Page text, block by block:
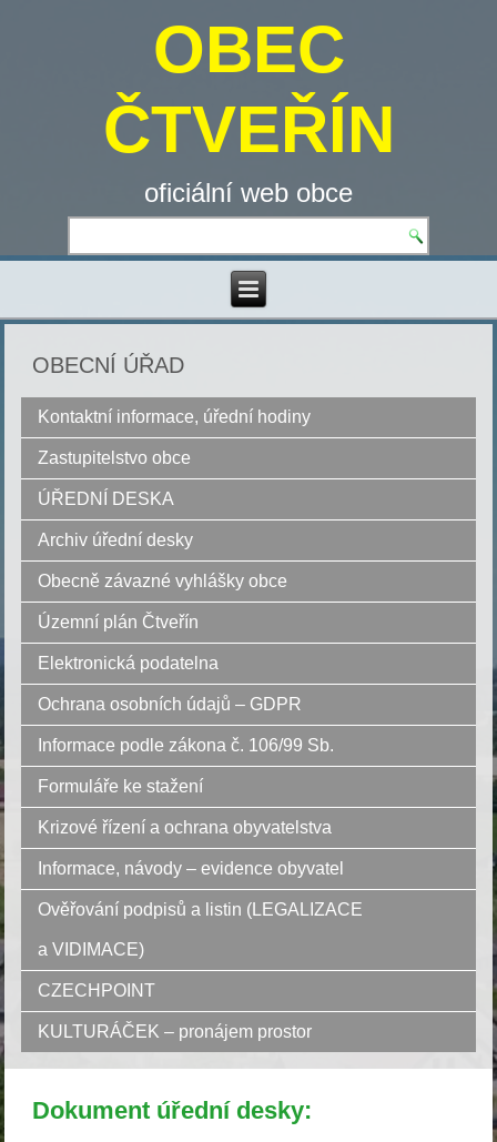
OBEC
ČTVEŘÍN
oficiální web obce
OBECNÍ ÚŘAD
Kontaktní informace, úřední hodiny
Zastupitelstvo obce
ÚŘEDNÍ DESKA
Archiv úřední desky
Obecně závazné vyhlášky obce
Územní plán Čtveřín
Elektronická podatelna
Ochrana osobních údajů – GDPR
Informace podle zákona č. 106/99 Sb.
Formuláře ke stažení
Krizové řízení a ochrana obyvatelstva
Informace, návody – evidence obyvatel
Ověřování podpisů a listin (LEGALIZACE
a VIDIMACE)
CZECHPOINT
KULTURÁČEK – pronájem prostor
Dokument úřední desky: